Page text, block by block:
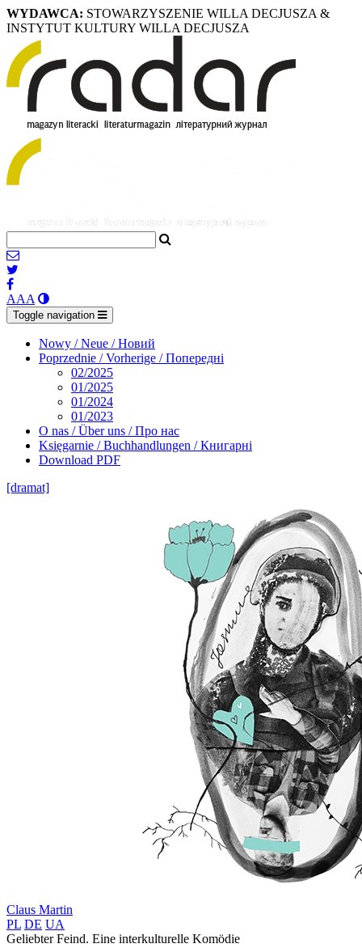
WYDAWCA: STOWARZYSZENIE WILLA DECJUSZA &
INSTYTUT KULTURY WILLA DECJUSZA
AAA
Toggle navigation
Nowy / Neue / Новий
Poprzednie / Vorherige / Попередні
02/2025
01/2025
01/2024
01/2023
O nas / Über uns / Про нас
Księgarnie / Buchhandlungen / Книгарні
Download PDF
[dramat]
Claus Martin
PL DE UA
Geliebter Feind. Eine interkulturelle Komödie